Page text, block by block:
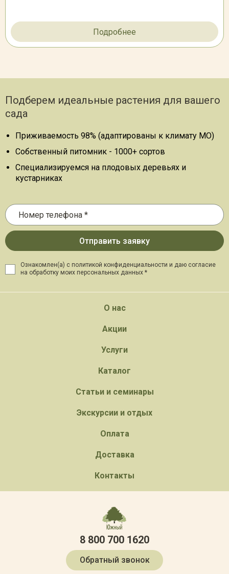
Подробнее
Подберем идеальные растения для вашего
сада
Приживаемость 98% (адаптированы к климату МО)
Собственный питомник - 1000+ сортов
Специализируемся на плодовых деревьях и
кустарниках
Ознакомлен(а) с политикой конфиденциальности и даю согласие
на обработку моих персональных данных *
О нас
Акции
Услуги
Каталог
Статьи и семинары
Экскурсии и отдых
Оплата
Доставка
Контакты
8 800 700 1620
Обратный звонок